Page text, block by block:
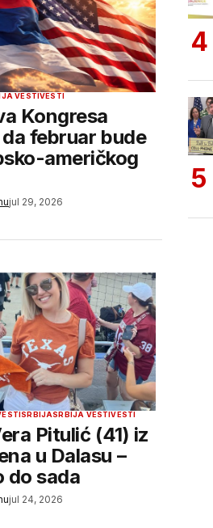
VESTIVESTI
Kongresa
februar bude
američkog
jul 29, 2026
SRBIJASRBIJA VESTIVESTI
Pitulić (41) iz
u Dalasu –
do sada
jul 24, 2026